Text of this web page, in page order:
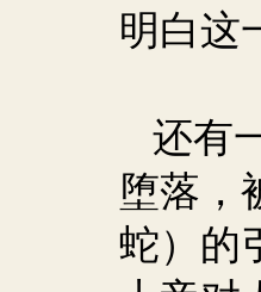
明白这
还有
堕落，
蛇）的